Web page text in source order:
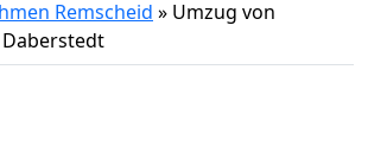
Remscheid » Umzug von